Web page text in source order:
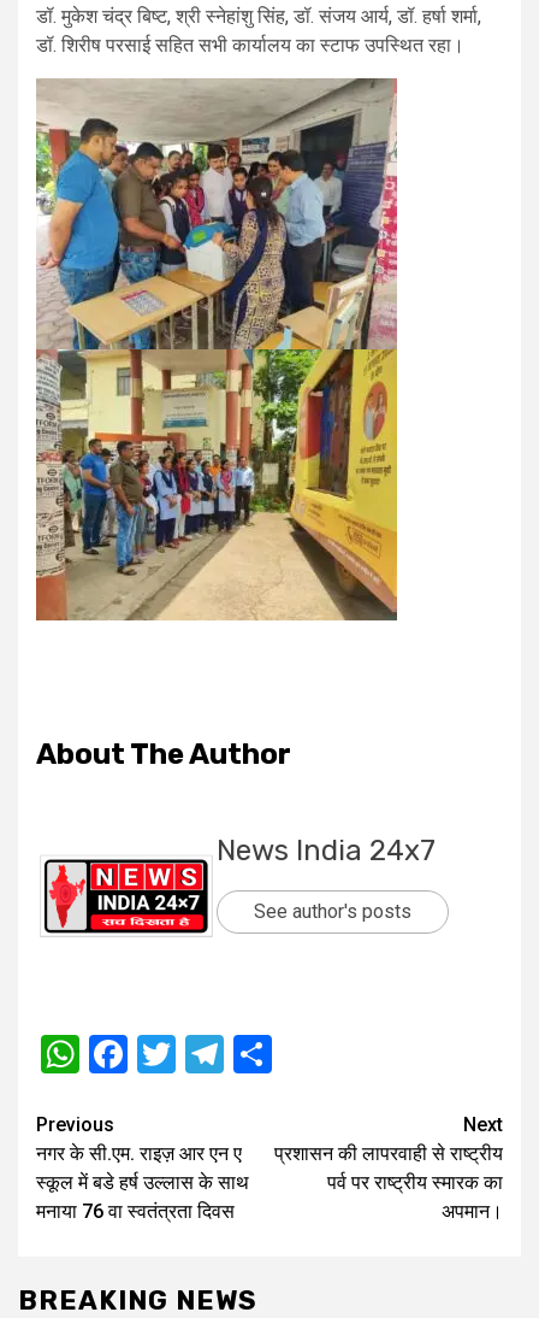
डॉ. मुकेश चंद्र बिष्ट, श्री स्नेहांशु सिंह, डॉ. संजय आर्य, डॉ. हर्षा शर्मा,
डॉ. शिरीष परसाई सहित सभी कार्यालय का स्टाफ उपस्थित रहा।
About The Author
News India 24x7
See author's posts
WhatsApp
Facebook
TwitterTelegram
Post
navigation
Previous
नगर के सी.एम. राइज़ आर एन ए
स्कूल में बडे हर्ष उल्लास के साथ
मनाया 76 वा स्वतंत्रता दिवस
Next
प्रशासन की लापरवाही से राष्ट्रीय
पर्व पर राष्ट्रीय स्मारक का
अपमान।
BREAKING NEWS